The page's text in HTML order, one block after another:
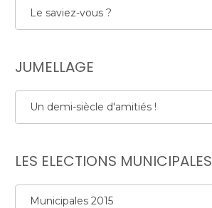
Le saviez-vous ?
JUMELLAGE
Un demi-siècle d'amitiés !
LES ELECTIONS MUNICIPALES
Municipales 2015